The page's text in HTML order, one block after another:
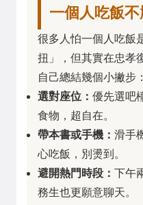
一個人吃飯
很多人怕一個人吃飯
扭」，但其實在忠孝
自己總結幾個小撇步：
選對座位： 優先選吧
食物，超自在。
帶本書或手機： 滑手
心吃飯，別燙到。
避開熱門時段： 下午
務生也更願意聊天。